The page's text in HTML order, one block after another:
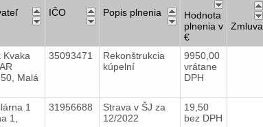
IČO Popis plnenia
Hodnota
plnenia v
€
Zmluva
Kvaka
Malá
35093471
Rekonštrukcia
kúpelní
9950,00
vrátane
DPH
1
1,
31956688
Strava v ŠJ za
12/2022
19,50
bez DPH